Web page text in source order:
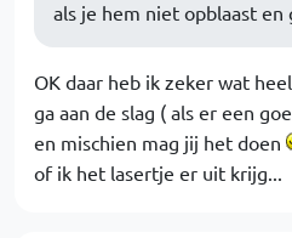
als je hem niet opblaast en
OK daar heb ik zeker wat
ga aan de slag ( als er een
en mischien mag jij het doen
of ik het lasertje er uit krijg...